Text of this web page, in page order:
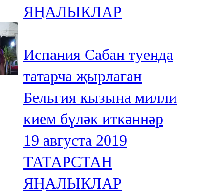
ЯҢАЛЫКЛАР
Испания Сабан туенда
татарча җырлаган
Бельгия кызына милли
кием бүләк иткәннәр
19 августа 2019
ТАТАРСТАН
ЯҢАЛЫКЛАР